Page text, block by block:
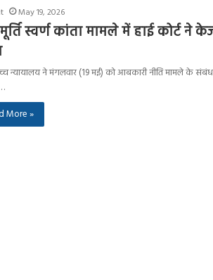
May 19, 2026
स्वर्ण कांता मामले में हाई कोर्ट ने
न्यायालय ने मंगलवार (19 मई) को आबकारी नीति मामले के संबंध
More »